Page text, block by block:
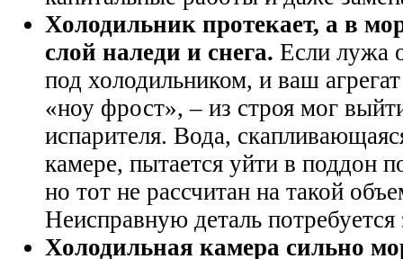
Холодильник протекает, а в
слой наледи и снега. Если лужа
под холодильником, и ваш
«ноу фрост», – из строя мог
испарителя. Вода,
камере, пытается уйти в поддон
но тот не рассчитан на такой
Неисправную деталь потребуется
Холодильная камера сильно